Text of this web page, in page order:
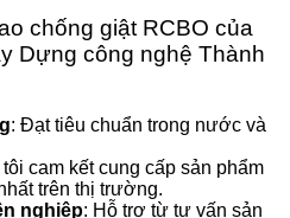
chống giật RCBO của
Dựng công nghệ Thành
: Đạt tiêu chuẩn trong nước và
cam kết cung cấp sản phẩm
trên thị trường.
nghiệp: Hỗ trợ từ tư vấn sản